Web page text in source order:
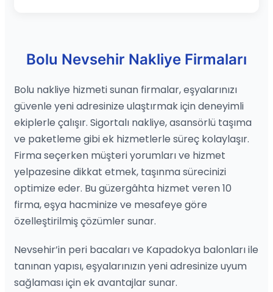
Bolu Nevsehir Nakliye Firmaları
Bolu nakliye hizmeti sunan firmalar, eşyalarınızı
güvenle yeni adresinize ulaştırmak için deneyimli
ekiplerle çalışır. Sigortalı nakliye, asansörlü taşıma
ve paketleme gibi ek hizmetlerle süreç kolaylaşır.
Firma seçerken müşteri yorumları ve hizmet
yelpazesine dikkat etmek, taşınma sürecinizi
optimize eder. Bu güzergâhta hizmet veren 10
firma, eşya hacminize ve mesafeye göre
özelleştirilmiş çözümler sunar.
Nevsehir’in peri bacaları ve Kapadokya balonları ile
tanınan yapısı, eşyalarınızın yeni adresinize uyum
sağlaması için ek avantajlar sunar.